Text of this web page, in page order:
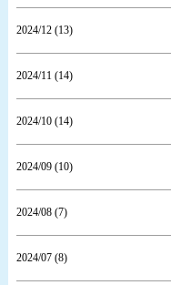
2024/12 (13)
2024/11 (14)
2024/10 (14)
2024/09 (10)
2024/08 (7)
2024/07 (8)